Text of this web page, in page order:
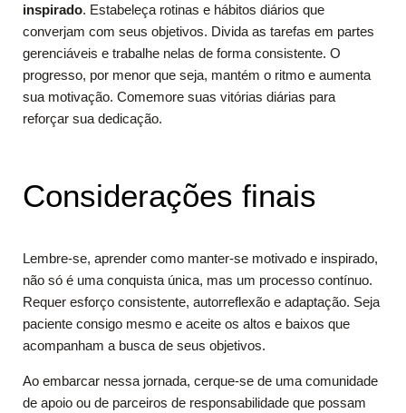
inspirado. Estabeleça rotinas e hábitos diários que
converjam com seus objetivos. Divida as tarefas em partes
gerenciáveis ​​e trabalhe nelas de forma consistente. O
progresso, por menor que seja, mantém o ritmo e aumenta
sua motivação. Comemore suas vitórias diárias para
reforçar sua dedicação.
Considerações finais
Lembre-se, aprender como manter-se motivado e inspirado,
não só é uma conquista única, mas um processo contínuo.
Requer esforço consistente, autorreflexão e adaptação. Seja
paciente consigo mesmo e aceite os altos e baixos que
acompanham a busca de seus objetivos.
Ao embarcar nessa jornada, cerque-se de uma comunidade
de apoio ou de parceiros de responsabilidade que possam